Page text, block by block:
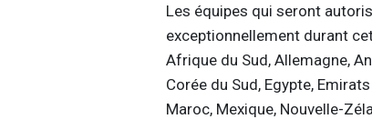
Les équipes qui seront
exceptionnellement durant
Afrique du Sud, Allemagne,
Corée du Sud, Egypte,
Maroc, Mexique, Nouvelle-